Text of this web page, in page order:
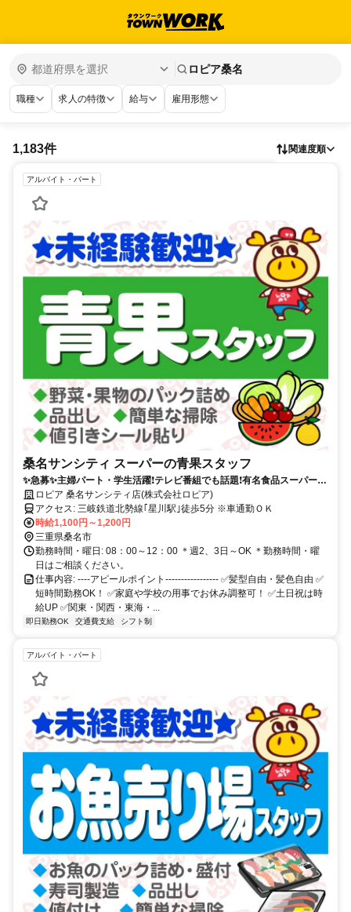
ロピア桑名
職種 求人の特徴 給与 雇用形態
1,183件 関連度順
アルバイト・パート
桑名サンシティ スーパーの青果スタッフ
✨急募✨主婦パート・学生活躍❗︎テレビ番組でも話題❗︎有名食品スーパーで
新規募集❗︎土日は時給UP❗︎
ロピア 桑名サンシティ店(株式会社ロピア)
アクセス: 三岐鉄道北勢線｢星川駅｣徒歩5分 ※車通勤ＯＫ
時給1,100円～1,200円
三重県桑名市
勤務時間・曜日: 08：00～12：00 ＊週2、3日～OK ＊勤務時間・曜
日はご相談ください。
仕事内容: ----アピールポイント----------------- ✅髪型自由・髪色自由 ✅️
短時間勤務OK！ ✅️家庭や学校の用事でお休み調整可！ ✅️土日祝は時
給UP ✅️関東・関西・東海・...
即日勤務OK 交通費支給 シフト制
アルバイト・パート